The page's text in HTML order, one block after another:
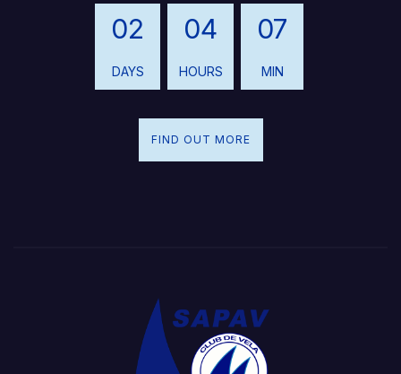
02
DAYS
04
HOURS
07
MIN
FIND OUT MORE